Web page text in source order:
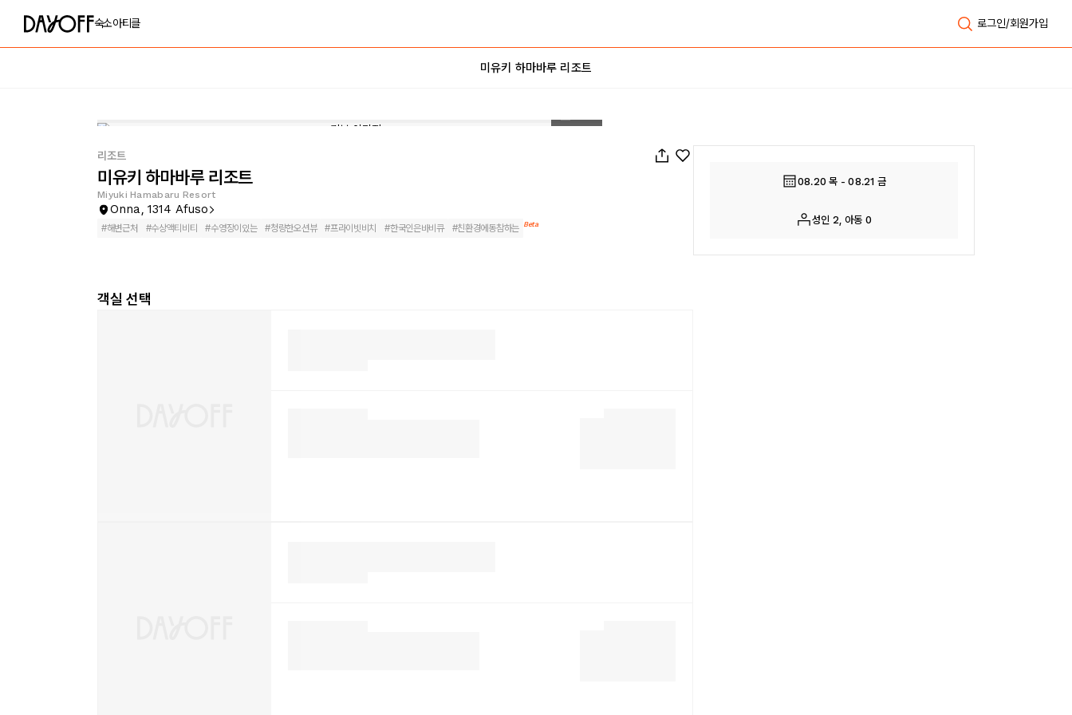
숙소아티클 로그인/회원가입
미유키 하마바루 리조트
리조트
미유키 하마바루 리조트
Miyuki Hamabaru Resort
Onna, 1314 Afuso
#해변근처 #수상액티비티 #수영장이있는 #청량한오션뷰 #프라이빗비치 #한국인은바비큐 #친환경에동참하는 Beta
객실 선택
08.20 목 - 08.21 금
성인 2, 아동 0